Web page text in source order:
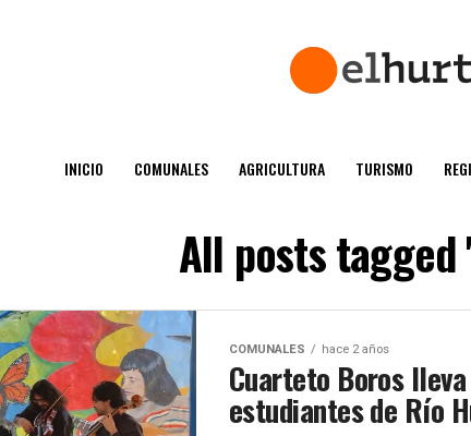
INICIO COMUNALES AGRICULTURA TURISMO
All posts
COMUNALES hace 2 años
Cuarteto Boros
estudiantes de Río